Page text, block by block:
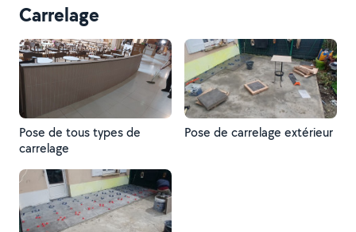
Carrelage
Pose de tous types de
carrelage
Pose de carrelage extérieur